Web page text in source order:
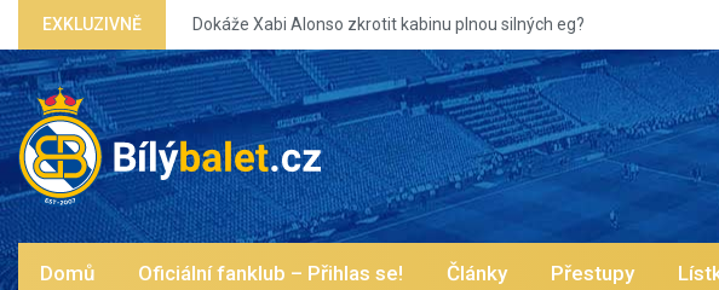
EXKLUZIVNĚ
Xabi Alonso zkrotit kabinu plnou silných eg?
Domů Oficiální fanklub – Přihlas se! Články Přestupy